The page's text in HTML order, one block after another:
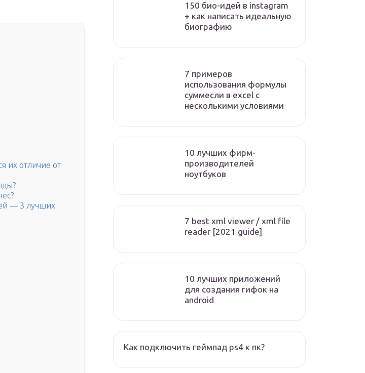
их отличие от
— 3 лучших
150 био-идей в instagram
+ как написать идеальную
биографию
7 примеров
использования формулы
суммесли в excel с
несколькими условиями
10 лучших фирм-
производителей
ноутбуков
7 best xml viewer / xml file
reader [2021 guide]
10 лучших приложений
для создания гифок на
android
Как подключить геймпад ps4 к пк?